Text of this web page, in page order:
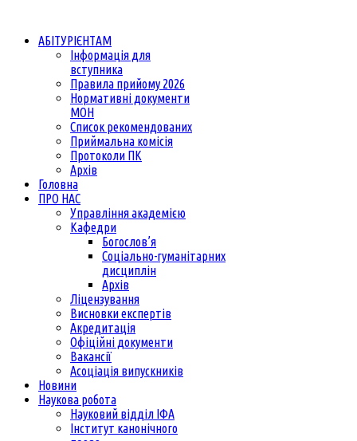
АБІТУРІЄНТАМ
Інформація для
вступника
Правила прийому 2026
Нормативні документи
МОН
Список рекомендованих
Приймальна комісія
Протоколи ПК
Архів
Головна
ПРО НАС
Управління академією
Кафедри
Богослов’я
Соціально-гуманітарних
дисциплін
Архів
Ліцензування
Висновки експертів
Акредитація
Офіційні документи
Вакансії
Асоціація випускників
Новини
Наукова робота
Науковий відділ ІФА
Інститут канонічного